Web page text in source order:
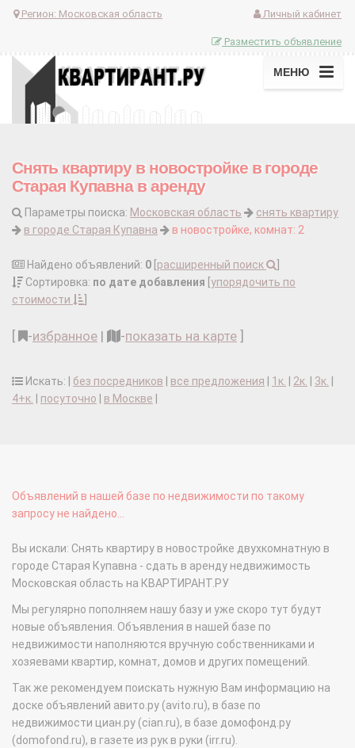
Регион: Московская область Личный кабинет
Разместить объявление
МЕНЮ
Снять квартиру в новостройке в городе
Старая Купавна в аренду
Параметры поиска: Московская область
снять квартиру
в городе Старая Купавна
в новостройке, комнат: 2
Найдено объявлений: 0 расширенный поиск
Сортировка: по дате добавления упорядочить по
стоимости
-избранное | -показать на карте
Искать: | без посредников все предложения 1к. 2к. 3к.
4+к.
посуточно в Москве
Объявлений в нашей базе по недвижимости по такому
запросу не найдено...
Вы искали: Снять квартиру в новостройке двухкомнатную в
городе Старая Купавна - сдать в аренду недвижимость
Московская область на КВАРТИРАНТ.РУ
Мы регулярно пополняем нашу базу и уже скоро тут будут
новые объявления. Объявления в нашей базе по
недвижимости наполняются вручную собственниками и
хозяевами квартир, комнат, домов и других помещений.
Так же рекомендуем поискать нужную Вам информацию на
доске объявлений авито.ру (avito.ru), в базе по
недвижимости циан.ру (cian.ru), в базе домофонд.ру
(domofond.ru), в газете из рук в руки (irr.ru).